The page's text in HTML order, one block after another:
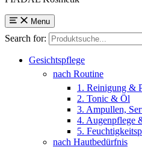
Menu
Search for:
Gesichtspflege
nach Routine
1. Reinigung &
2. Tonic & Öl
3. Ampullen,
4. Augenpflege
5.
nach Hautbedürfnis